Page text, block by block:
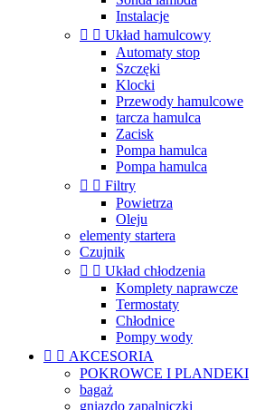
Instalacje
  Układ hamulcowy
Automaty stop
Szczęki
Klocki
Przewody hamulcowe
tarcza hamulca
Zacisk
Pompa hamulca
Pompa hamulca
  Filtry
Powietrza
Oleju
elementy startera
Czujnik
  Układ chłodzenia
Komplety naprawcze
Termostaty
Chłodnice
Pompy wody
  AKCESORIA
POKROWCE I PLANDEKI
bagaż
gniazdo zapalniczki